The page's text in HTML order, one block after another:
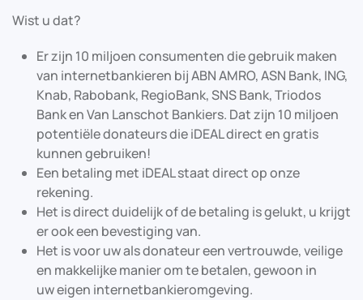
Wist u dat?
Er zijn 10 miljoen consumenten die gebruik maken
van internetbankieren bij ABN AMRO, ASN Bank, ING,
Knab, Rabobank, RegioBank, SNS Bank, Triodos
Bank en Van Lanschot Bankiers. Dat zijn 10 miljoen
potentiële donateurs die iDEAL direct en gratis
kunnen gebruiken!
Een betaling met iDEAL staat direct op onze
rekening.
Het is direct duidelijk of de betaling is gelukt, u krijgt
er ook een bevestiging van.
Het is voor uw als donateur een vertrouwde, veilige
en makkelijke manier om te betalen, gewoon in
uw eigen internetbankieromgeving.